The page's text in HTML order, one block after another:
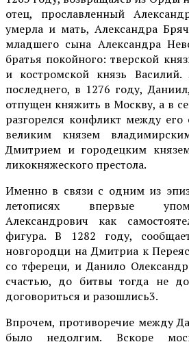
отец, прославленный
умерла и мать, Александра
младшего сы­на Александра
братья покойного: тверской
и костромской князь
последнего, в 1276 году,
отпущен княжить в Москву, а в
разгорелся конфликт между
ве­ликим князем
Дмитрием и городецким
ликокняжеского престо­ла.
Именно в связи с од­ним из
летописях впер­вые
Александрович как
фигура. В 1282 го­ду,
новгородци на Дмитриа к
со тфереци, и Данило
счастью, до битвы тогда не
договориться и разошлись3.
Впрочем, противоречие между
было недолгим. Вскоре